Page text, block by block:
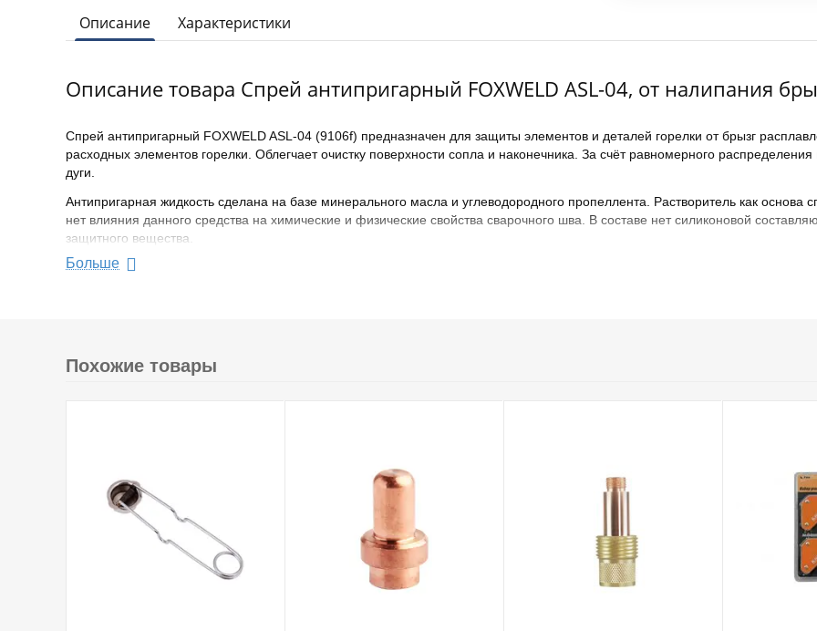
Описание Характеристики
Описание товара Спрей антипригарный FOXWELD ASL-04, от налипания
Спрей антипригарный FOXWELD ASL-04 (9106f) предназначен для защиты элементов и деталей горелки от брызг
расходных элементов горелки. Облегчает очистку поверхности сопла и наконечника. За счёт равномерного
дуги.
Антипригарная жидкость сделана на базе минерального масла и углеводородного пропеллента. Растворитель как основа
нет влияния данного средства на химические и физические свойства сварочного шва. В составе нет силиконовой
защитного вещества.
Антипригарный спрей Foxweld ASL-04 в составе имеет специальные нейтральные араматизаторы, для определения
Спрей находится под давлением в баллончике ёмкостью 400 мл, массой 330 грамм. Перед применением встряхнуть
Размеры 200х66 мм
Вес 330 гр
Больше
Похожие товары